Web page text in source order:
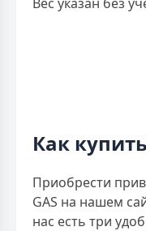
Как
Приобрести
GAS на нашем
нас есть три